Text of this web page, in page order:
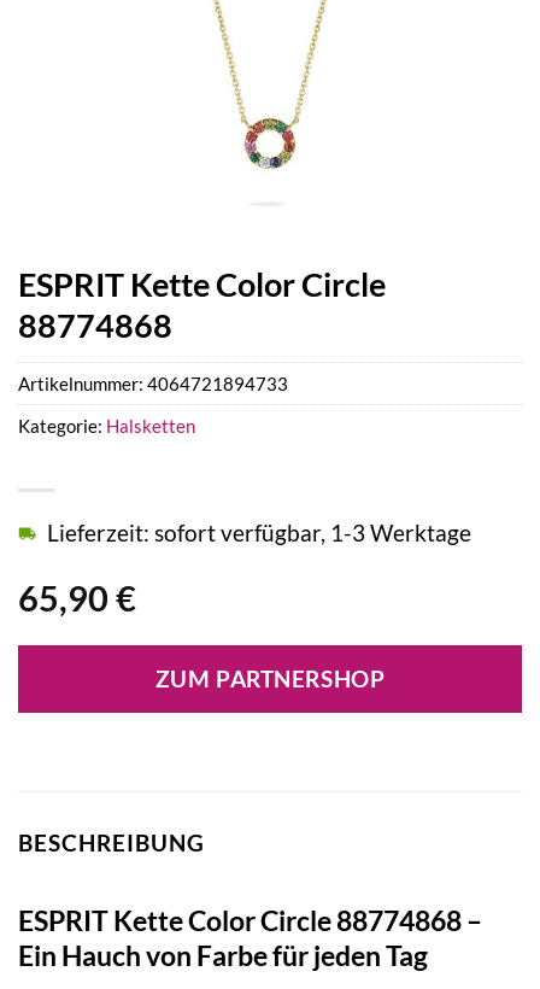
ESPRIT Kette Color Circle
88774868
65,90 €
Lieferzeit: sofort verfügbar, 1-3 Werktage
ZUM PARTNERSHOP
Artikelnummer: 4064721894733
Kategorie: Halsketten
BESCHREIBUNG
ESPRIT Kette Color Circle 88774868 –
Ein Hauch von Farbe für jeden Tag